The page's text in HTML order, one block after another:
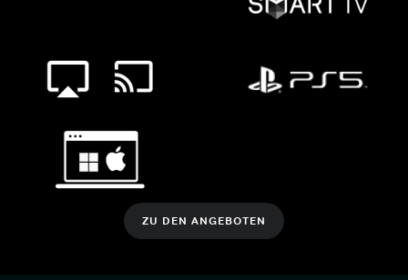
ZU DEN ANGEBOTEN